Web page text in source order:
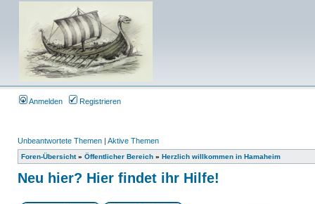
Anmelden Registrieren
Unbeantwortete Themen | Aktive Themen
Foren-Übersicht» Öffentlicher Bereich » Herzlich willkommen in Hamaheim
Neu hier? Hier findet ihr Hilfe!